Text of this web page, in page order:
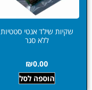
שקיות שילד אנטי סטטיות
ללא סגר
₪0.00
הוספה לסל